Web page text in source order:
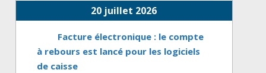
20 juillet 2026
Facture électronique : le compte
à rebours est lancé pour les logiciels
de caisse